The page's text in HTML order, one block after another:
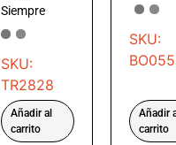
Siempre
SKU:
TR2828
Añadir al
carrito
SKU:
Añadir
carrito